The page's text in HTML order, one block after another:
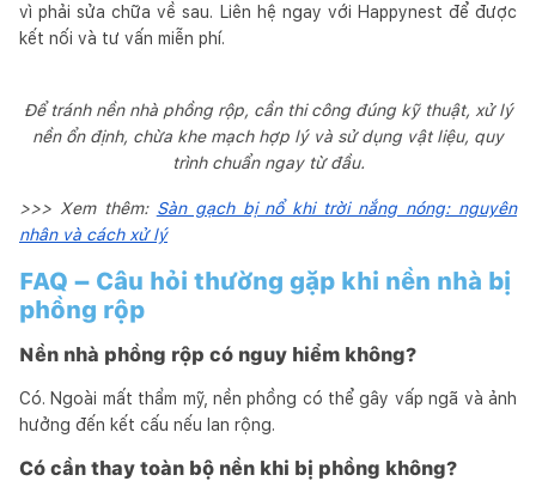
vì phải sửa chữa về sau. Liên hệ ngay với Happynest để được
kết nối và tư vấn miễn phí.
Để tránh nền nhà phồng rộp, cần thi công đúng kỹ thuật, xử lý
nền ổn định, chừa khe mạch hợp lý và sử dụng vật liệu, quy
trình chuẩn ngay từ đầu.
>>> Xem thêm: Sàn gạch bị nổ khi trời nắng nóng: nguyên
nhân và cách xử lý
FAQ – Câu hỏi thường gặp khi nền nhà bị
phồng rộp
Nền nhà phồng rộp có nguy hiểm không?
Có. Ngoài mất thẩm mỹ, nền phồng có thể gây vấp ngã và ảnh
hưởng đến kết cấu nếu lan rộng.
Có cần thay toàn bộ nền khi bị phồng không?